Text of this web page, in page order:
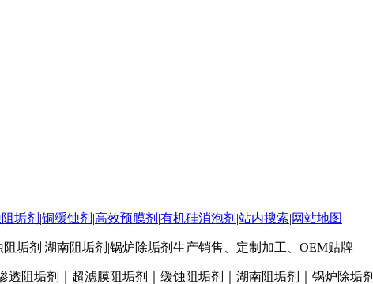
垢剂 |铜缓蚀剂 |高效预膜剂 |有机硅消泡剂 |站内搜索|网站地图
垢剂|湖南阻垢剂|锅炉除垢剂生产销售、定制加工、OEM贴牌
透阻垢剂｜超滤膜阻垢剂｜缓蚀阻垢剂｜湖南阻垢剂｜锅炉除垢剂